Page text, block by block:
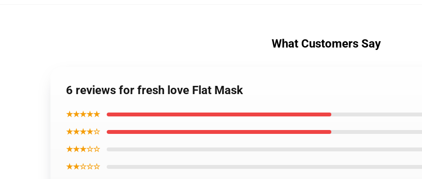
What Customers Say
6 reviews for fresh love Flat Mask
★★★★★
★★★★☆
★★★☆☆
★★☆☆☆